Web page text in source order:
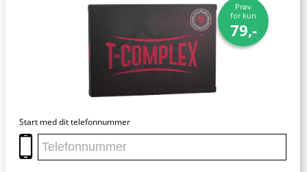
Prøv
for kun
79,-
Start med dit telefonnummer